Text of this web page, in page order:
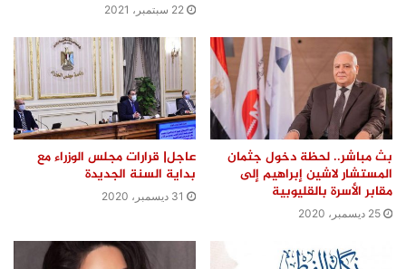
22 سبتمبر، 2021
بث مباشر.. لحظة دخول جثمان
المستشار لاشين إبراهيم إلى
مقابر الأسرة بالقليوبية
25 ديسمبر، 2020
عاجل| قرارات مجلس الوزراء مع
بداية السنة الجديدة
31 ديسمبر، 2020